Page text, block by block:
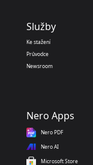
Služby
Ke stažení
Průvodce
Newsroom
Nero Apps
Nero PDF
Nero AI
Microsoft Store